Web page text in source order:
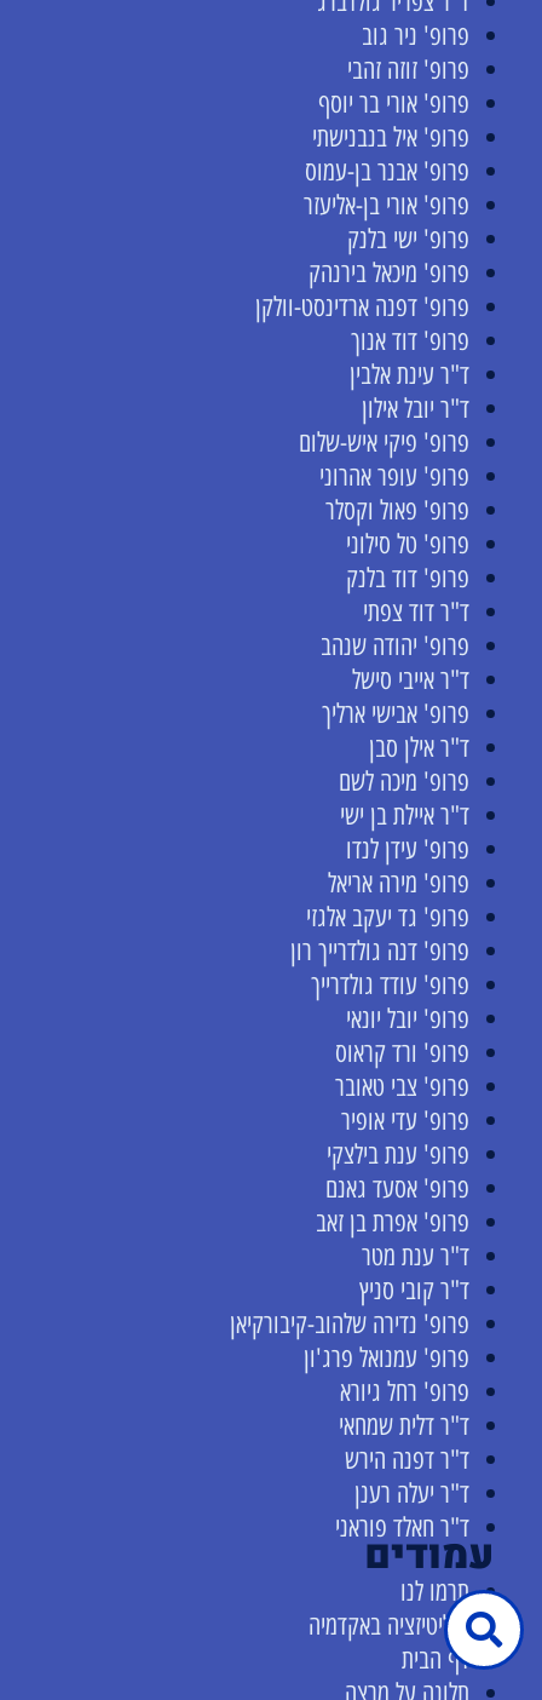
פרופ' ניר גוב
פרופ' זוזה זהבי
פרופ' אורי בר יוסף
פרופ' איל בנבנישתי
פרופ' אבנר בן-עמוס
פרופ' אורי בן-אליעזר
פרופ' ישי בלנק
פרופ' מיכאל בירנהק
פרופ' דפנה ארדינסט-וולקן
פרופ' דוד אנוך
ד"ר עינת אלבין
ד"ר יובל אילון
פרופ' פיקי איש-שלום
פרופ' עופר אהרוני
פרופ' פאול וקסלר
פרופ' טל סילוני
פרופ' דוד בלנק
ד"ר דוד צפתי
פרופ' יהודה שנהב
ד"ר אייבי סישל
פרופ' אבישי ארליך
ד"ר אילן סבן
פרופ' מיכה לשם
ד"ר איילת בן ישי
פרופ' עידן לנדו
פרופ' מירה אריאל
פרופ' גד יעקב אלגזי
פרופ' דנה גולדרייך רון
פרופ' עודד גולדרייך
פרופ' יובל יונאי
פרופ' ורד קראוס
פרופ' צבי טאובר
פרופ' עדי אופיר
פרופ' ענת בילצקי
פרופ' אסעד גאנם
פרופ' אפרת בן זאב
ד"ר ענת מטר
ד"ר קובי סניץ
פרופ' נדירה שלהוב-קיבורקיאן
פרופ' עמנואל פרג'ון
פרופ' רחל גיורא
ד"ר דלית שמחאי
ד"ר דפנה הירש
ד"ר יעלה רענן
ד"ר חאלד פוראני
עמודים
תרמו לנו
פוליטיזציה באקדמיה
דף הבית
תלונה על מרצה